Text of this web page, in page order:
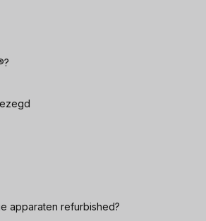
apparaten refurbished?